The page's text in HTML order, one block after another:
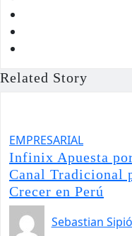
Related Story
EMPRESARIAL
Infinix Apuesta
Canal Tradicional
Crecer en Perú
Sebastian